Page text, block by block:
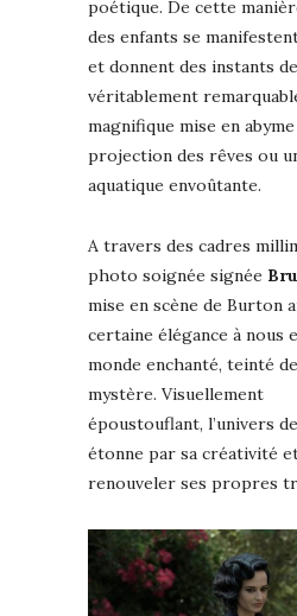
poétique. De cette
des enfants se
et donnent des instants
véritablement
magnifique mise en
projection des rêves ou
aquatique envoûtante.
A travers des cadres
photo soignée signée
mise en scène de Burton
certaine élégance à nous
monde enchanté, teinté
mystère. Visuellement
époustouflant, l’univers
étonne par sa créativité
renouveler ses propres